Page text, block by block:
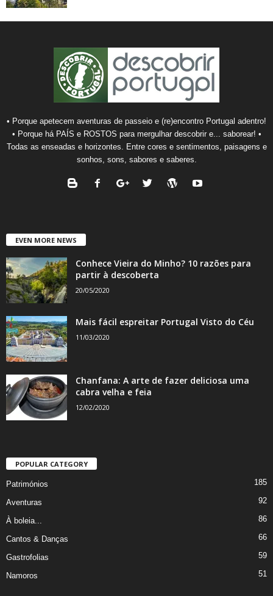
• Porque apetecem aventuras de passeio e (re)encontro Portugal adentro!
• Porque há PAÍS e ROSTOS para mergulhar descobrir e... saborear! •
Todas as enseadas e horizontes. Entre cores e sentimentos, paisagens e
sonhos, sons, sabores e saberes.
EVEN MORE NEWS
Conhece Vieira do Minho? 10 razões para
partir à descoberta
20/05/2020
Mais fácil espreitar Portugal Visto do Céu
11/03/2020
Chanfana: A arte de fazer deliciosa uma
cabra velha e feia
12/02/2020
POPULAR CATEGORY
Patrimónios 185
Aventuras 92
À boleia... 86
Cantos & Danças 66
Gastrofolias 59
Namoros 51